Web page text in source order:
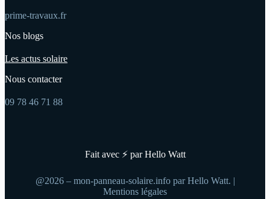
prime-travaux.fr
Nos blogs
Les actus solaire
Nous contacter
09 78 46 71 88
Fait avec ⚡ par Hello Watt
@2026 – mon-panneau-solaire.info par Hello Watt. |
Mentions légales